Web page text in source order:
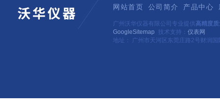
网站首页 公司简介 产品中心
广州沃华仪器有限公司专业提供高精度
GoogleSitemap 技术支持： 仪表网
地址： 广州市天河区东莞庄路2号财润